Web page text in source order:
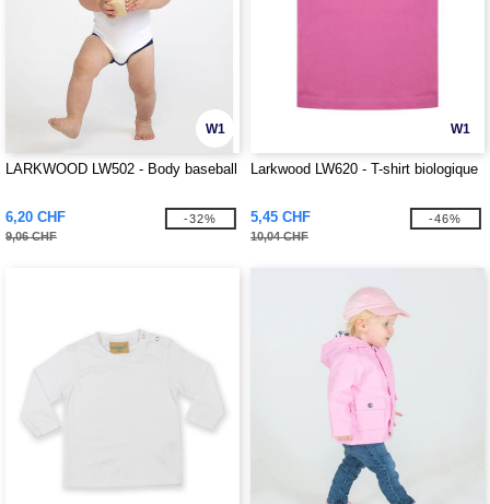
W1
LARKWOOD LW502 - Body baseball
6,20 CHF
9,06 CHF
-32%
W1
Larkwood LW620 - T-shirt biologique
5,45 CHF
10,04 CHF
-46%